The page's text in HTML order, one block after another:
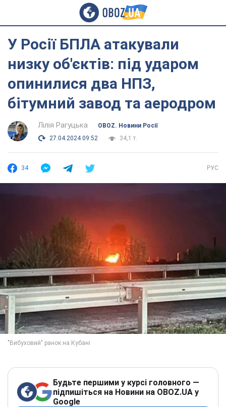
У Росії БПЛА атакували
низку об'єктів: під ударом
опинилися два НПЗ,
бітумний завод та аеродром
Лілія Рагуцька
OBOZ. Новини Росії
27.04.2024 09:52
34,1 т.
34 РУС
Будьте першими у курсі головного —
підпишіться на Новини на OBOZ.UA у
Google